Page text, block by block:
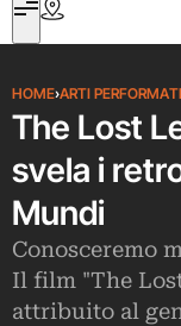
HOME›ARTI
The Lost
svela i
Mundi
Conosceremo
Il film "The
attribuito al